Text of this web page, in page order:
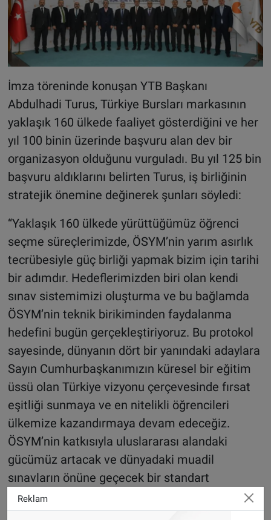
İmza töreninde konuşan YTB Başkanı
Abdulhadi Turus, Türkiye Bursları markasının
yaklaşık 160 ülkede faaliyet gösterdiğini ve her
yıl 100 binin üzerinde başvuru alan dev bir
organizasyon olduğunu vurguladı. Bu yıl 125 bin
başvuru aldıklarını belirten Turus, iş birliğinin
stratejik önemine değinerek şunları söyledi:
“Yaklaşık 160 ülkede yürüttüğümüz öğrenci
seçme süreçlerimizde, ÖSYM’nin yarım asırlık
tecrübesiyle güç birliği yapmak bizim için tarihi
bir adımdır. Hedeflerimizden biri olan kendi
sınav sistemimizi oluşturma ve bu bağlamda
ÖSYM’nin teknik birikiminden faydalanma
hedefini bugün gerçekleştiriyoruz. Bu protokol
sayesinde, dünyanın dört bir yanındaki adaylara
Sayın Cumhurbaşkanımızın küresel bir eğitim
üssü olan Türkiye vizyonu çerçevesinde fırsat
eşitliği sunmaya ve en nitelikli öğrencileri
ülkemize kazandırmaya devam edeceğiz.
ÖSYM’nin katkısıyla uluslararası alandaki
gücümüz artacak ve dünyadaki muadil
sınavların önüne geçecek bir standart
yakalayacağız. Bu iş birliği işlerimizi
kolaylaştırmakla kalmayacak, Türkiye’nin eğitim
Reklam